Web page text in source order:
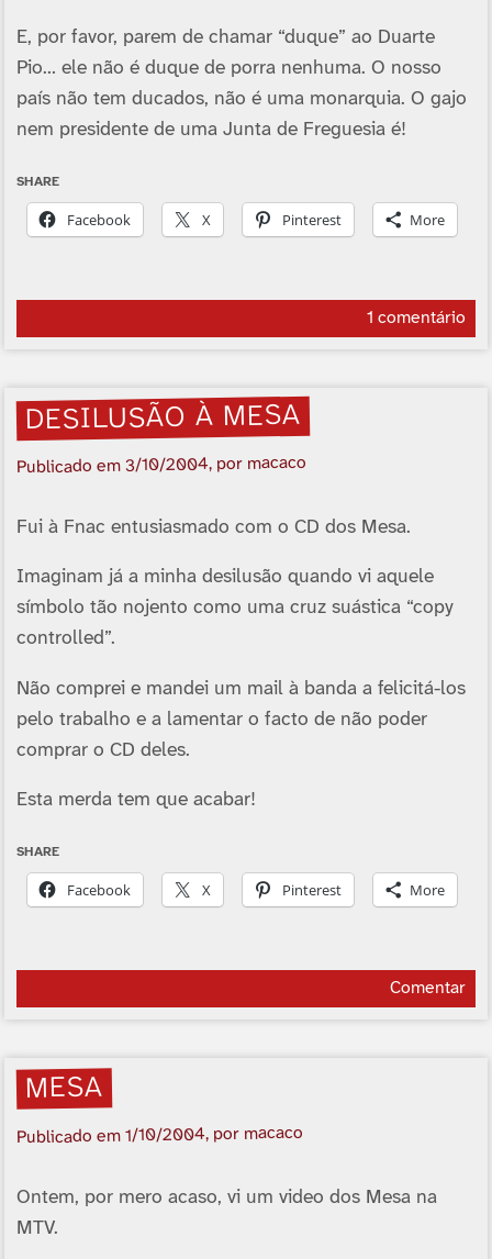
E, por favor, parem de chamar “duque” ao Duarte
Pio… ele não é duque de porra nenhuma. O nosso
país não tem ducados, não é uma monarquia. O gajo
nem presidente de uma Junta de Freguesia é!
SHARE
Facebook X Pinterest More
1 comentário
DESILUSÃO À MESA
Publicado em3/10/2004, por macaco
Fui à Fnac entusiasmado com o CD dos Mesa.
Imaginam já a minha desilusão quando vi aquele
símbolo tão nojento como uma cruz suástica “copy
controlled”.
Não comprei e mandei um mail à banda a felicitá-los
pelo trabalho e a lamentar o facto de não poder
comprar o CD deles.
Esta merda tem que acabar!
SHARE
Facebook X Pinterest More
Comentar
MESA
Publicado em1/10/2004, por macaco
Ontem, por mero acaso, vi um video dos Mesa na
MTV.